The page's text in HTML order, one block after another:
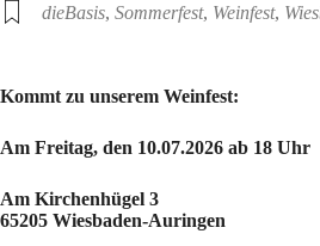
dieBasis, Sommerfest, Weinfest,
Kommt zu unserem Weinfest:
Am Freitag, den 10.07.2026 ab 18 Uhr
Am Kirchenhügel 3
65205 Wiesbaden-Auringen